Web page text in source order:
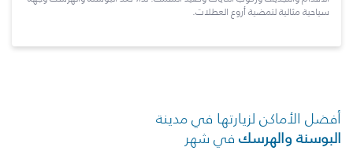
سياحية مثالية لتمضية أروع العطلات.
أفضل الأماكن لزيارتها في مدينة
البوسنة والهرسك في شهر